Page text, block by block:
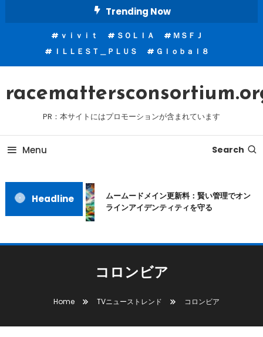
Trending Now
ｖｉｖｉｔ ＳＯＬＩＡ
ＭＳＦＪ
ＩＬＬＥＳＴ＿ＰＬＵＳ
Ｇｌｏｂａｌ８
PR：本サイトにはプロモーションが含まれています
Menu Search
Headline
ムームードメイン更新料：賢い管理でオン
ラインアイデンティティを守る
コロンビア
Home TVニューストレンド コロンビア